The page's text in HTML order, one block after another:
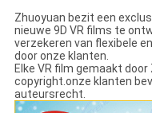
Zhuoyuan bezit een
nieuwe 9D VR films te
verzekeren van flexibele
door onze klanten.
Elke VR film gemaakt
copyright.onze klanten
auteursrecht.